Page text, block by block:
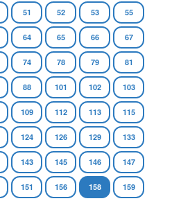
51 52 53 55
64 65 66 67
74 78 79 81
88 101 102 103
109 112 113 115
124 126 129 133
143 145 146 147
151 156 158 159